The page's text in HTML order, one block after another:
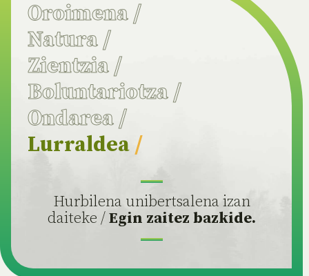
Oroimena /
Natura /
Zientzia/
Boluntariotza /
Ondarea/
Lurraldea /
Hurbilena unibertsalena izan
daiteke /Egin zaitez bazkide.